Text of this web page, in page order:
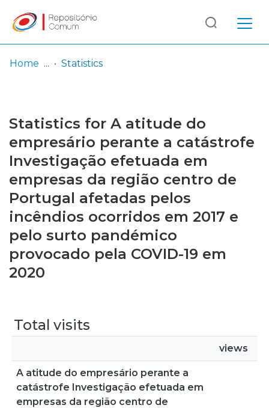
Browse repository
Entities
Log
In
(current)
Home Statistics
Statistics for A atitude do
empresário perante a catástrofe
Investigação efetuada em
empresas da região centro de
Portugal afetadas pelos
incêndios ocorridos em 2017 e
pelo surto pandémico
provocado pela COVID-19 em
2020
Total visits
views
A atitude do empresário perante a
catástrofe Investigação efetuada em
empresas da região centro de